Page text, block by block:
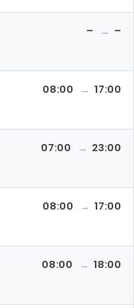
– –
08:00 17:00
07:00 23:00
08:00 17:00
08:00 18:00